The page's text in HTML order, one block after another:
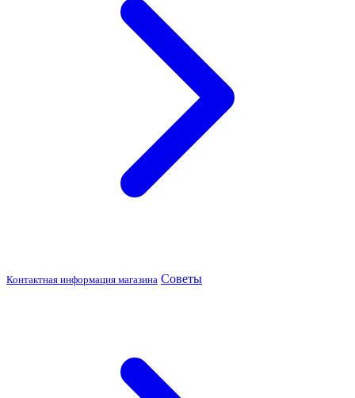
Контактная информация магазина Советы